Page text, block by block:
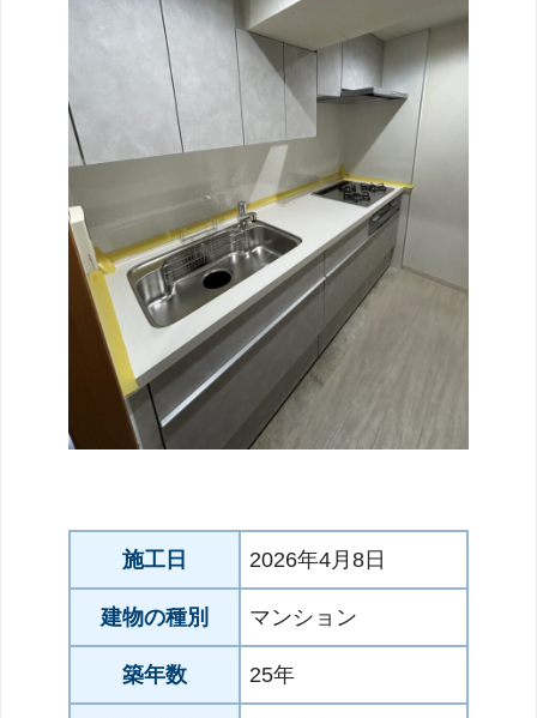
施工日 2026年4月8日
建物の種別 マンション
築年数 25年